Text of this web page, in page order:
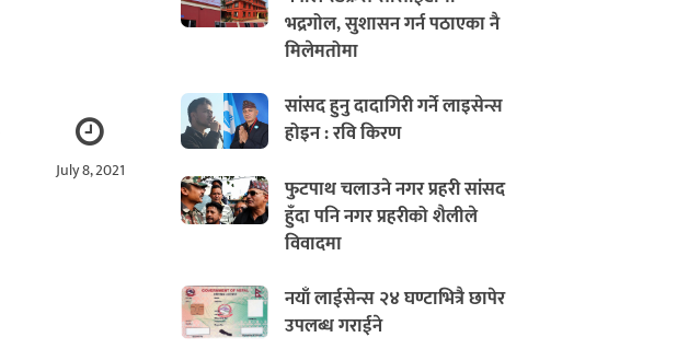
July 8, 2021
भद्रगोल, सुशासन गर्न पठाएका नै
मिलेमतोमा
सांसद हुनु दादागिरी गर्ने लाइसेन्स
होइन : रवि किरण
फुटपाथ चलाउने नगर प्रहरी सांसद
हुँदा पनि नगर प्रहरीको शैलीले
विवादमा
नयाँ लाईसेन्स २४ घण्टाभित्रै छापेर
उपलब्ध गराईने